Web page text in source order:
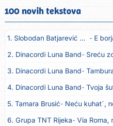
100 novih tekstova
1. Slobodan Batjarević Čobe E
2. Dinacordi Luna Band Sreću zovem
3. Dinacordi Luna Band Tamburaši
4. Dinacordi Luna Band Tvoja
5. Tamara Brusić Neću kuhat´,
6. Grupa TNT Rijeka Via Roma,